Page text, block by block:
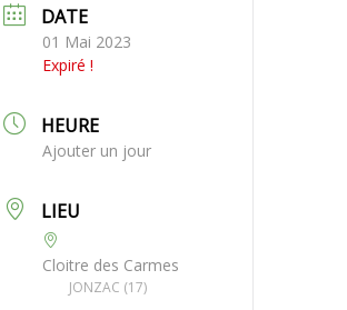
DATE
01 Mai 2023
Expiré !
HEURE
Ajouter un jour
LIEU
Cloitre des Carmes
JONZAC (17)